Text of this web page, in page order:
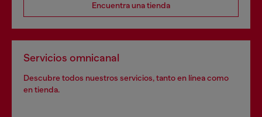
Encuentra una tienda
Servicios omnicanal
Descubre todos nuestros servicios, tanto en línea como
en tienda.